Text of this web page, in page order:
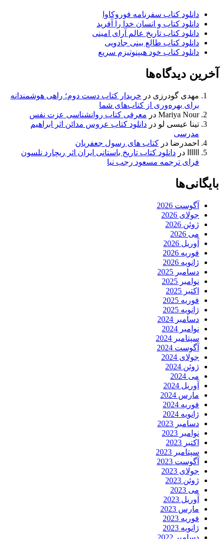
دانلود کتاب سفرنامه فوروکاوا
دانلود کتاب و انسان خدا را آفرید
دانلود کتاب تاریخ عالم آرای امینی
دانلود کتاب طالع بینی جادویی
دانلود کتاب خود هیپنوتیزم سریع
آخرین دیدگاه‌ها
مهدی گودرزی در خریدار کتاب دست دوم؛ راهی هوشمندانه
برای بهره‌وری از کتاب‌های شما
Mariya Nour در معرفی کتاب روانشناسی عزت نفس
تینا عیسی لو در دانلود کتاب عروس مدائن اثر ابراهیم
مدرسی
احمدرضا در کتاب های رسول جعفریان
در دانلود کتاب تاریخ باستانی ایران اثر ریچارد نلسون
فرای ترجمه مسعود رجب نیا
بایگانی‌ها
آگوست 2026
جولای 2026
ژوئن 2026
می 2026
آوریل 2026
فوریه 2026
ژانویه 2026
دسامبر 2025
نوامبر 2025
اکتبر 2025
فوریه 2025
ژانویه 2025
دسامبر 2024
نوامبر 2024
سپتامبر 2024
آگوست 2024
جولای 2024
ژوئن 2024
می 2024
آوریل 2024
مارس 2024
فوریه 2024
ژانویه 2024
دسامبر 2023
نوامبر 2023
اکتبر 2023
سپتامبر 2023
آگوست 2023
جولای 2023
ژوئن 2023
می 2023
آوریل 2023
مارس 2023
فوریه 2023
ژانویه 2023
دسامبر 2022